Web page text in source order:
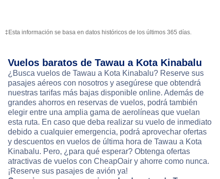
‡Esta información se basa en datos históricos de los últimos 365 días.
Vuelos baratos de Tawau a Kota Kinabalu
¿Busca vuelos de Tawau a Kota Kinabalu? Reserve sus
pasajes aéreos con nosotros y asegúrese que obtendrá
nuestras tarifas más bajas disponible online. Además de
grandes ahorros en reservas de vuelos, podrá también
elegir entre una amplia gama de aerolíneas que vuelan
esta ruta. En caso que deba realizar su vuelo de inmediato
debido a cualquier emergencia, podrá aprovechar ofertas
y descuentos en vuelos de última hora de Tawau a Kota
Kinabalu. Pero, ¿para qué esperar? Obtenga ofertas
atractivas de vuelos con CheapOair y ahorre como nunca.
¡Reserve sus pasajes de avión ya!